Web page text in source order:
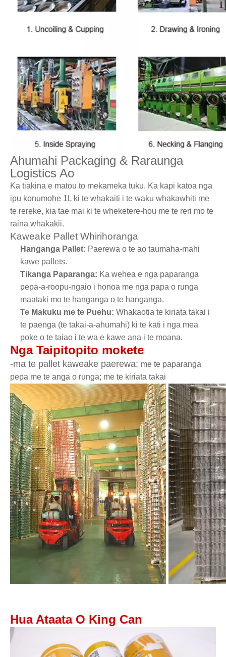
Ahumahi Packaging & Raraunga
Logistics Ao
Ka tiakina e matou to mekameka tuku. Ka kapi katoa nga
ipu konumohe 1L ki te whakaiti i te waku whakawhiti me
te rereke, kia tae mai ki te wheketere-hou me te reri mo te
raina whakakii.
Kaweake Pallet Whirihoranga
Hanganga Pallet: Paerewa o te ao taumaha-mahi
kawe pallets.
Tikanga Paparanga: Ka wehea e nga paparanga
pepa-a-roopu-ngaio i honoa me nga papa o runga
maataki mo te hanganga o te hanganga.
Te Makuku me te Puehu: Whakaotia te kiriata takai i
te paenga (te takai-a-ahumahi) ki te kati i nga mea
poke o te taiao i te wa e kawe ana i te moana.
Nga Taipitopito mokete
-ma te pallet kaweake paerewa; me te paparanga
pepa me te anga o runga; me te kiriata takai
Hua Ataata O King Can